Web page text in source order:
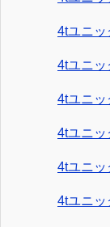
4tユニッ
4tユニ
4tユニッ
4tユニ
4tユニッ
4tユニ